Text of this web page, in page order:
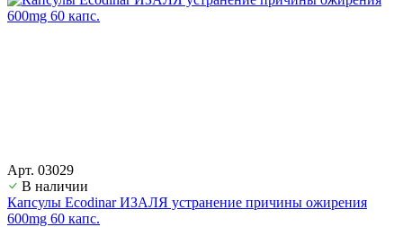
Арт. 03029
В наличии
Капсулы Ecodinar ИЗАЛЯ устранение причины ожирения
600mg 60 капс.